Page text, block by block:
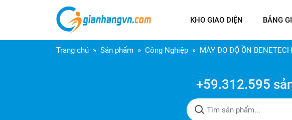
KHO GIAO DIỆN BẢNG
Trang chủ Sản phẩm Công Nghiệp MÁY ĐO ĐỘ ỒN
+59.312.595